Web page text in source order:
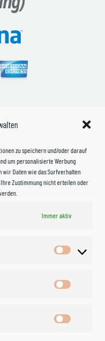
zu speichern und/oder darauf
um personalisierte Werbung
wir Daten wie das Surfverhalten
Zustimmung nicht erteilen oder
Immer aktiv
Vorlieben